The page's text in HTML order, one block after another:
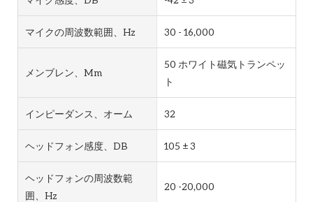
マイクの周波数範囲、Hz 30 - 16,000
メンブレン、mm
50 ホワイト磁気トランペッ
ト
インピーダンス、オーム 32
ヘッドフォン感度、dB 105 ± 3
ヘッドフォンの周波数範
囲、Hz
20 -20,000